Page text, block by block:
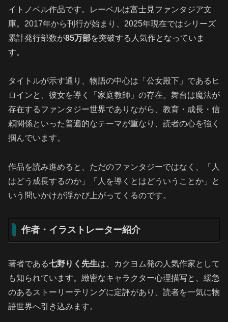
イトノベル作品です。レーベルは富士見ファンタジア文
庫。2017年から刊行が始まり、2025年現在ではシリーズ
累計発行部数が85万部を突破する人気作となっていま
す。
タイトルが示す通り、物語の中心は「公女殿下」であるヒ
ロインと、彼女を導く「家庭教師」の存在。舞台は魔法が
存在するファンタジー世界でありながら、教育・成長・信
頼関係といった普遍的なテーマが重なり、読者の心を強く
掴んでいます。
作品を読み進めると、ただのファンタジーではなく、「人
はどう成長するのか」「人を導くとはどういうことか」と
いう問いかけが浮かび上がってくるのです。
作者・イラストレーター紹介
著者である七野りく先生は、カクヨム発の人気作家として
も知られています。緻密なキャラクター心理描写と、緩急
のあるストーリーテリングに定評があり、読者を一気に物
語世界へ引き込みます。